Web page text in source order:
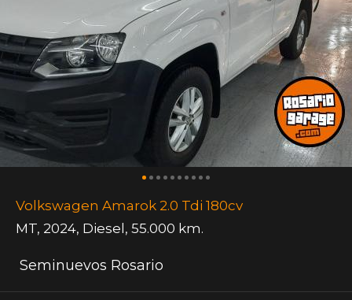
Volkswagen Amarok 2.0 Tdi 180cv
MT, 2024, Diesel, 55.000 km.
Seminuevos Rosario